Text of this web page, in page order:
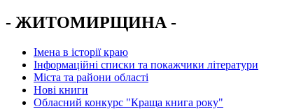
- ЖИТОМИРЩИНА -
Імена в історії краю
Інформаційні списки та покажчики літератури
Міста та райони області
Нові книги
Обласний конкурс "Краща книга року"